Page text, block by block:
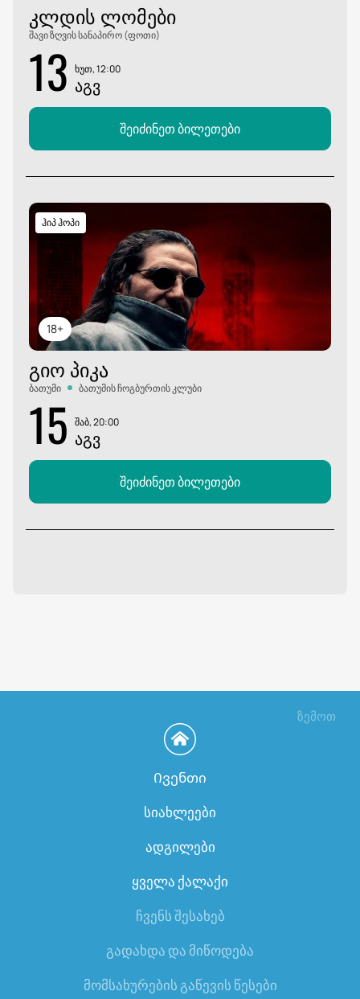
ᲙᲚᲓᲘᲡ ᲚᲝᲛᲔᲑᲘ
შავი ზღვის სანაპირო (ფოთი)
13 ხუთ, 12:00
ᲐᲒᲕ
შეიძინეთ ბილეთები
18+
ჰიპ ჰოპი
ᲒᲘᲝ ᲞᲘᲙᲐ
ბათუმი ბათუმის ჩოგბურთის კლუბი
15 შაბ, 20:00
ᲐᲒᲕ
შეიძინეთ ბილეთები
ზემოთ
Ივენთი
სიახლეები
ადგილები
ყველა ქალაქი
ჩვენს შესახებ
გადახდა და მიწოდება
მომსახურების გაწევის წესები